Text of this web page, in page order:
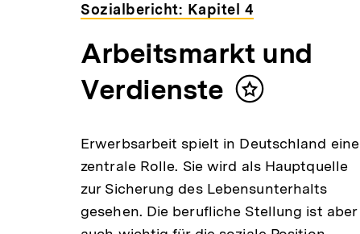
Sozialbericht: Kapitel 4
Arbeitsmarkt und
Verdienste
Inhalt
Erwerbsarbeit spielt in Deutschland eine
zentrale Rolle. Sie wird als Hauptquelle
zur Sicherung des Lebensunterhalts
gesehen. Die berufliche Stellung ist aber